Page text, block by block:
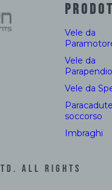
Vele da
Vele da
Parapendio
Vele da
soccorso
Imbraghi
All Rights